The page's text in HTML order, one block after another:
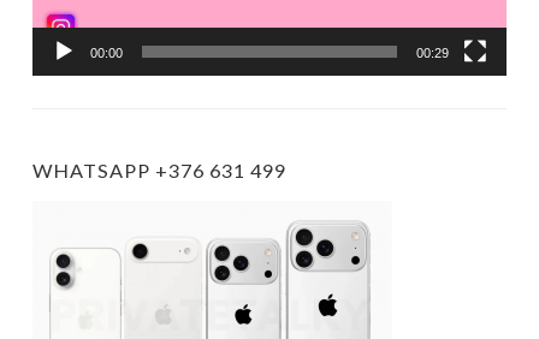
00:00 00:29
WHATSAPP +376 631 499